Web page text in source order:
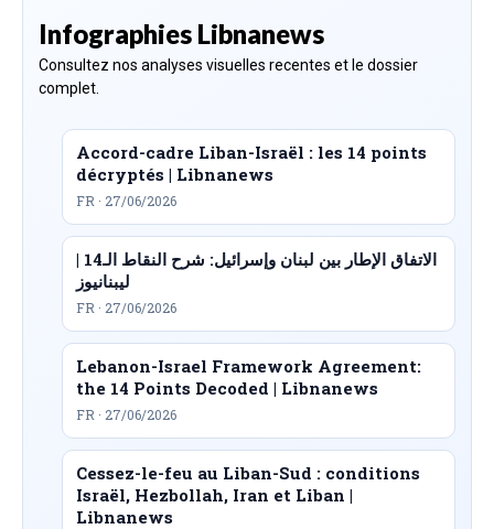
Infographies Libnanews
Consultez nos analyses visuelles recentes et le dossier
complet.
Accord-cadre Liban-Israël : les 14 points
décryptés | Libnanews
FR · 27/06/2026
الاتفاق الإطار بين لبنان وإسرائيل: شرح النقاط الـ14 |
ليبنانيوز
FR · 27/06/2026
Lebanon-Israel Framework Agreement:
the 14 Points Decoded | Libnanews
FR · 27/06/2026
Cessez-le-feu au Liban-Sud : conditions
Israël, Hezbollah, Iran et Liban |
Libnanews